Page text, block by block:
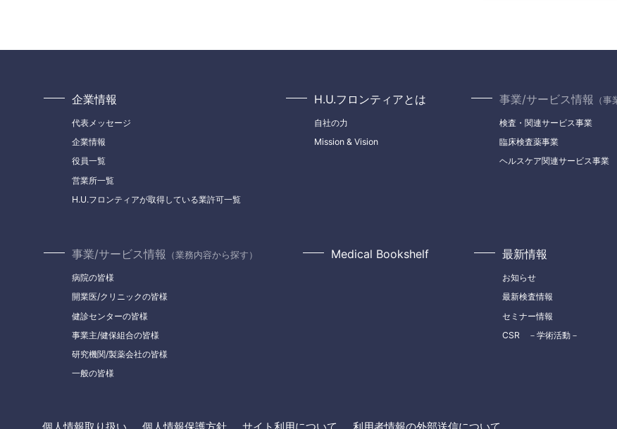
企業情報
代表メッセージ
企業情報
役員一覧
営業所一覧
H.U.フロンティアが取得している業許可一覧
H.U.フロンティアとは
自社の力
Mission & Vision
事業/サービス情報 （
検査・関連サービス事業
臨床検査薬事業
ヘルスケア関連サービス事業
事業/サービス情報 （業務内容から探す）
病院の皆様
開業医/クリニックの皆様
健診センターの皆様
事業主/健保組合の皆様
研究機関/製薬会社の皆様
一般の皆様
Medical Bookshelf 最新情報
お知らせ
最新検査情報
セミナー情報
CSR －学術活動－